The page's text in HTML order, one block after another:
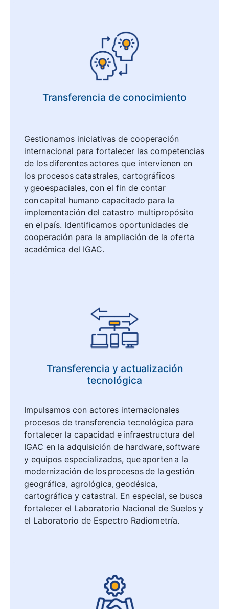
Transferencia de conocimiento
Gestionamos iniciativas de cooperación
internacional para fortalecer las competencias
de los diferentes actores que intervienen en
los procesos catastrales, cartográficos
y geoespaciales, con el fin de contar
con capital humano capacitado para la
implementación del catastro multipropósito
en el país. Identificamos oportunidades de
cooperación para la ampliación de la oferta
académica del IGAC.
Transferencia y actualización
tecnológica
Impulsamos con actores internacionales
procesos de transferencia tecnológica para
fortalecer la capacidad e infraestructura del
IGAC en la adquisición de hardware, software
y equipos especializados, que aporten a la
modernización de los procesos de la gestión
geográfica, agrológica, geodésica,
cartográfica y catastral. En especial, se busca
fortalecer el Laboratorio Nacional de Suelos y
el Laboratorio de Espectro Radiometría.